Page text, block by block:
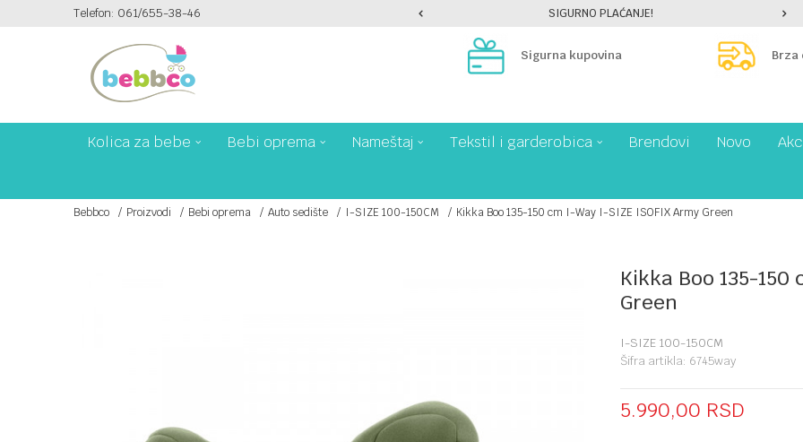
Telefon: 061/655-38-46PLAĆANJE PLATNIM KARTICAMA NA 6 RATA! SIGURNO PLAĆANJE!
Sigurna kupovina Brza
Kolica za bebe Bebi oprema Nameštaj Tekstil i garderobica Brendovi Novo
Bebbco Proizvodi Bebi oprema Auto sedište I-SIZE 100-150CM Kikka Boo 135-150 cm I-Way I-SIZE ISOFIX Army Green
Kikka Boo 135-150
Green
I-SIZE 100-150CM
Šifra artikla: 6745way
5.990,00 RSD